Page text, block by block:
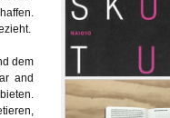
dem
and